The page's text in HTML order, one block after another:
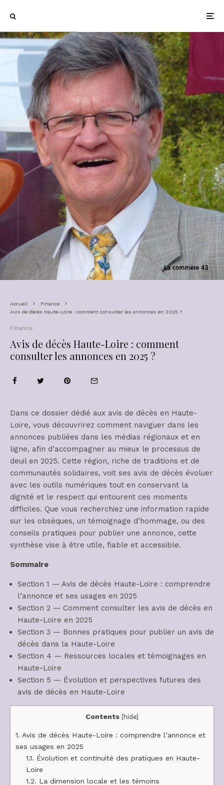
Accueil
Finance
Avis de décès Haute-Loire : comment consulter les annonces en 2025 ?
Finance
Avis de décès Haute-Loire : comment
consulter les annonces en 2025 ?
Dans ce dossier dédié aux avis de décès en Haute-
Loire, vous découvrirez comment naviguer dans les
annonces publiées dans les médias régionaux et en
ligne, afin d’accompagner au mieux le processus de
deuil en 2025. Cette région, riche de traditions et de
communautés solidaires, voit ses avis de décès évoluer
avec les outils numériques tout en conservant la
dignité et le respect qui entourent ces moments
difficiles. Que vous recherchiez une information rapide
sur les obsèques, un témoignage d’hommage, ou des
conseils pratiques pour publier une annonce, cette
synthèse vise à être utile, fiable et accessible.
Sommaire
Section 1 — Avis de décès Haute-Loire : comprendre
l’annonce et ses usages en 2025
Section 2 — Comment consulter les avis de décès en
Haute-Loire en 2025
Section 3 — Bonnes pratiques pour publier un avis de
décès dans la Haute-Loire
Section 4 — Ressources locales et témoignages en
Haute-Loire
Section 5 — Évolution et perspectives futures des
avis de décès en Haute-Loire
Contents [hide]
1. Avis de décès Haute-Loire : comprendre l’annonce et
ses usages en 2025
1.1. Évolution et continuité des pratiques en Haute-
Loire
1.2. La dimension locale et les témoins